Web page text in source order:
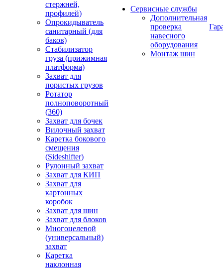
стержней,
профилей)
Опрокидыватель
санитарный (для
баков)
Стабилизатор
груза (прижимная
платформа)
Захват для
пористых грузов
Ротатор
полноповоротный
(360)
Захват для бочек
Вилочный захват
Каретка бокового
смещения
(Sideshifter)
Рулонный захват
Захват для КИП
Захват для
картонных
коробок
Захват для шин
Захват для блоков
Многоцелевой
(универсальный)
захват
Каретка
наклонная
Сервисные службы
Дополнительная
проверка
навесного
оборудования
Монтаж шин